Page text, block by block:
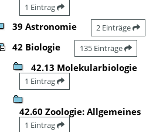
1 Eintrag
39 Astronomie 2 Einträge
42 Biologie 135 Einträge
42.13 Molekularbiologie
1 Eintrag
42.60 Zoologie: Allgemeines
1 Eintrag